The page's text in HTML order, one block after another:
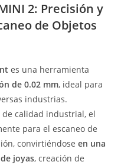
2: Precisión y
de Objetos
es una herramienta
de 0.02 mm, ideal para
industrias.
de calidad industrial, el
para el escaneo de
convirtiéndoseen una
joyas, creación de